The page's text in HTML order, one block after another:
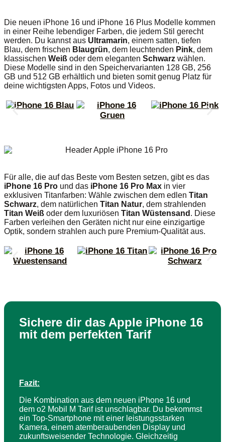
Die neuen iPhone 16 und iPhone 16 Plus Modelle kommen
in einer Reihe lebendiger Farben, die jedem Stil gerecht
werden. Du kannst aus Ultramarin, einem satten, tiefen
Blau, dem frischen Blaugrün, dem leuchtenden Pink, dem
klassischen Weiß oder dem eleganten Schwarz wählen.
Diese Modelle sind in den Speichervarianten 128 GB, 256
GB und 512 GB erhältlich und bieten somit genug Platz für
deine wichtigsten Apps, Fotos und Videos.
Für alle, die auf das Beste vom Besten setzen, gibt es das
iPhone 16 Pro und das iPhone 16 Pro Max in vier
exklusiven Titanfarben: Wähle zwischen dem edlen Titan
Schwarz, dem natürlichen Titan Natur, dem strahlenden
Titan Weiß oder dem luxuriösen Titan Wüstensand . Diese
Farben verleihen den Geräten nicht nur eine einzigartige
Optik, sondern strahlen auch pure Premium-Qualität aus.
Sichere dir das Apple iPhone 16
mit dem perfekten Tarif
Fazit:
Die Kombination aus dem neuen iPhone 16 und
dem o2 Mobil M Tarif ist unschlagbar. Du bekommst
ein Top-Smartphone mit einer leistungsstarken
Kamera, einem atemberaubenden Display und
zukunftsweisender Technologie. Gleichzeitig